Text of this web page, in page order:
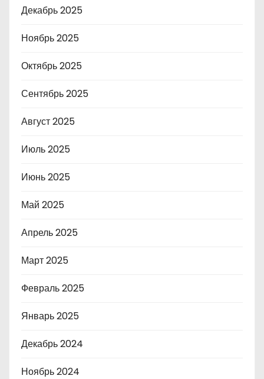
Декабрь 2025
Ноябрь 2025
Октябрь 2025
Сентябрь 2025
Август 2025
Июль 2025
Июнь 2025
Май 2025
Апрель 2025
Март 2025
Февраль 2025
Январь 2025
Декабрь 2024
Ноябрь 2024